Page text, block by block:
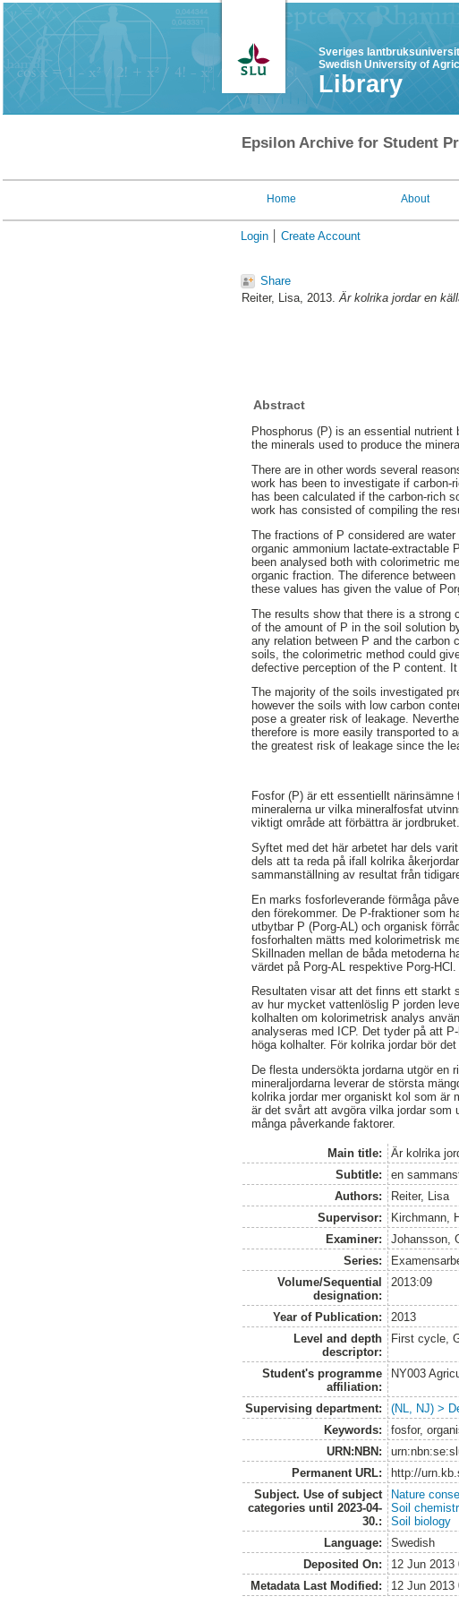
Sveriges
Swedish University of
Library
Epsilon Archive for Student
Home About
Login Create Account
Share
Reiter, Lisa, 2013.Är kolrika jordar en
Abstract
Phosphorus (P) is an essential
the minerals used to produce the
There are in other words several
work has been to investigate if
has been calculated if the carbon-rich
work has consisted of compiling the
The fractions of P considered are
organic ammonium lactate-extractable
been analysed both with colorimetric
organic fraction. The diference between
these values has given the value of
The results show that there is a strong
of the amount of P in the soil solution
any relation between P and the
soils, the colorimetric method could
defective perception of the P content.
The majority of the soils investigated
however the soils with low carbon
pose a greater risk of leakage.
therefore is more easily transported to
the greatest risk of leakage since the
Fosfor (P) är ett essentiellt
mineralerna ur vilka mineralfosfat
viktigt område att förbättra är jordbruket.
Syftet med det här arbetet har dels
dels att ta reda på ifall kolrika
sammanställning av resultat från
En marks fosforleverande förmåga
den förekommer. De P-fraktioner som
utbytbar P (Porg-AL) och organisk
fosforhalten mätts med kolorimetrisk
Skillnaden mellan de båda metoderna
värdet på Porg-AL respektive Porg-HCl.
Resultaten visar att det finns ett starkt
av hur mycket vattenlöslig P jorden
kolhalten om kolorimetrisk analys
analyseras med ICP. Det tyder på att
höga kolhalter. För kolrika jordar bör
De flesta undersökta jordarna utgör en
mineraljordarna leverar de största
kolrika jordar mer organiskt kol som är
är det svårt att avgöra vilka jordar
många påverkande faktorer.
Main title:
Är kolrika
Subtitle:
en
Authors:
Reiter, Lisa
Supervisor:
Kirchmann,
Examiner:
Johansson,
Series:
Volume/Sequential
designation:
2013:09
Year of Publication:
2013
Level and depth
descriptor:
First cycle,
Student's programme
affiliation:
NY003
Supervising department:
(NL, NJ) >
Keywords:
fosfor,
URN:NBN:
Permanent URL:
http://
Subject. Use of subject
categories until 2023-04-
30.:
Nature
Soil
Soil biology
Language:
Swedish
Deposited On:
12 Jun 2013
Metadata Last Modified:
12 Jun 2013